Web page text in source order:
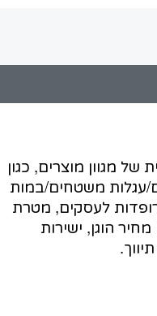
של מגוון מוצרים, כגון
עגלות משטחים/במות
לעסקים, מטרת
הוגן, ישירות